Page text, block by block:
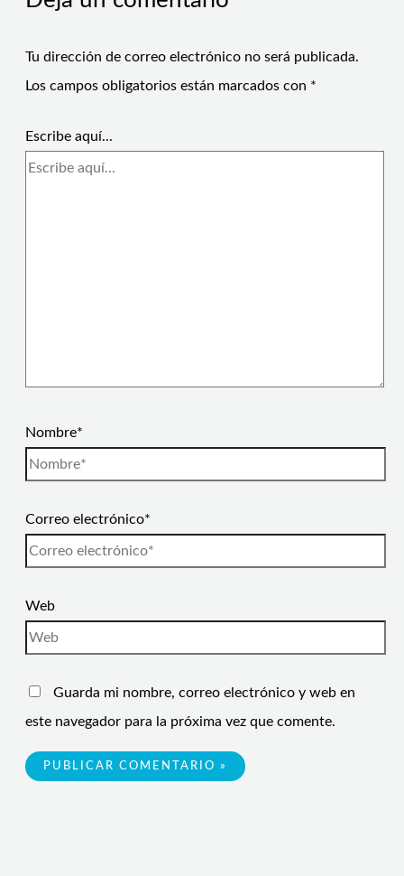
Tu dirección de correo electrónico no será publicada.
Los campos obligatorios están marcados con *
Escribe aquí...
Nombre*
Correo electrónico*
Web
Guarda mi nombre, correo electrónico y web en
este navegador para la próxima vez que comente.